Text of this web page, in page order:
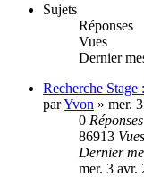
Sujets
Réponses
Vues
Dernier
Recherche
parYvon » mer.
0 Réponses
86913 Vues
Dernier
mer. 3 avr.